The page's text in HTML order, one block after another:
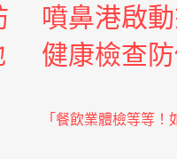
噴鼻港啟
健康檢查
「餐飲業體檢等等！